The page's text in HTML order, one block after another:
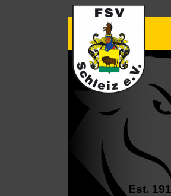
Est.